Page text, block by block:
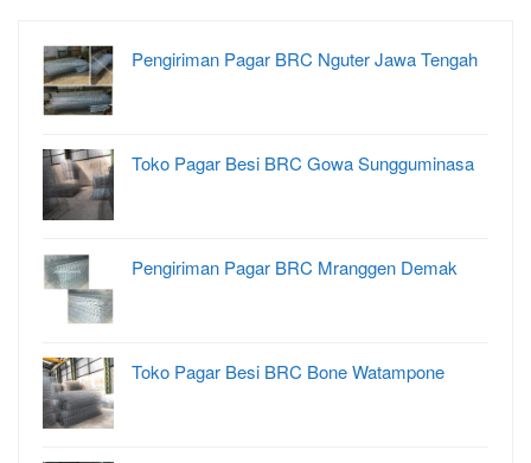
Pengiriman Pagar BRC Nguter Jawa Tengah
Toko Pagar Besi BRC Gowa Sungguminasa
Pengiriman Pagar BRC Mranggen Demak
Toko Pagar Besi BRC Bone Watampone